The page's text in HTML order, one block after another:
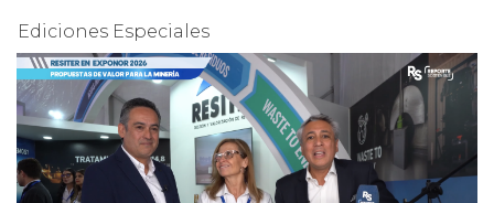
Ediciones Especiales